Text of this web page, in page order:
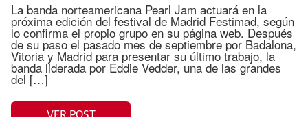
La banda norteamericana Pearl Jam actuará en la
próxima edición del festival de Madrid Festimad, según
lo confirma el propio grupo en su página web. Después
de su paso el pasado mes de septiembre por Badalona,
Vitoria y Madrid para presentar su último trabajo, la
banda liderada por Eddie Vedder, una de las grandes
del […]
VER POST